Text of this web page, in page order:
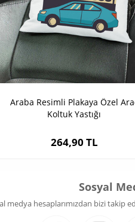
Araba Resimli Plakaya Özel
Koltuk Yastığı
264,90 TL
Sosyal
medya hesaplarımızdan bizi takip